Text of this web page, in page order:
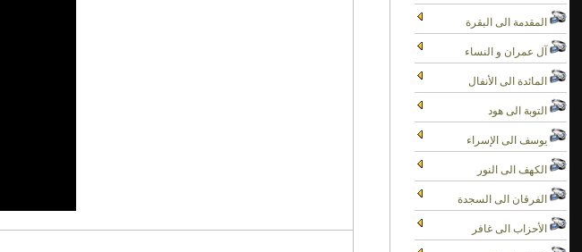
المقدمة الى البقرة
آل عمران و النساء
المائدة الى الأنفال
التوبة الى هود
يوسف الى الإسراء
الكهف الى النور
الفرقان الى السجدة
الأحزاب الى غافر